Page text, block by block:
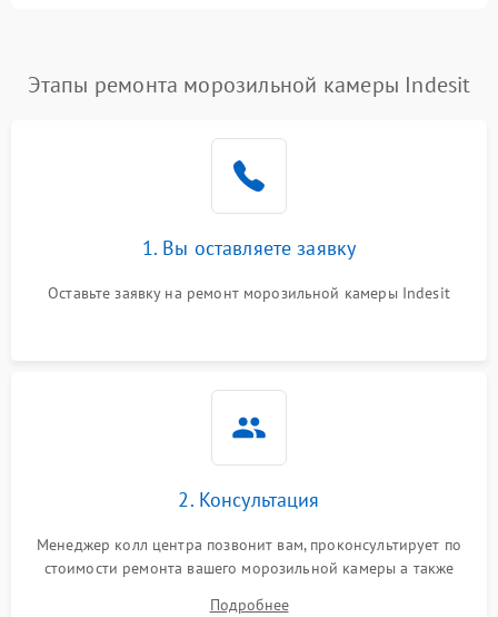
Этапы ремонта морозильной камеры Indesit
1. Вы оставляете заявку
Оставьте заявку на ремонт морозильной камеры Indesit
2. Консультация
Менеджер колл центра позвонит вам, проконсультирует по
стоимости ремонта вашего морозильной камеры а также
Подробнее